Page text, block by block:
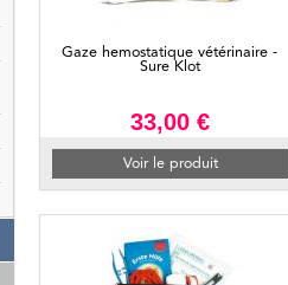
Gaze hemostatique vétérinaire -
Sure Klot
33,00 €
Voir le produit